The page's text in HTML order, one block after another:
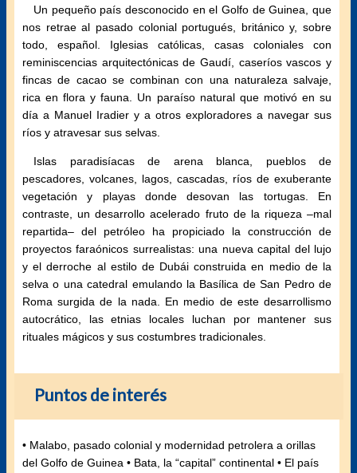
Un pequeño país desconocido en el Golfo de Guinea, que
nos retrae al pasado colonial portugués, británico y, sobre
todo, español. Iglesias católicas, casas coloniales con
reminiscencias arquitectónicas de Gaudí, caseríos vascos y
fincas de cacao se combinan con una naturaleza salvaje,
rica en flora y fauna. Un paraíso natural que motivó en su
día a Manuel Iradier y a otros exploradores a navegar sus
ríos y atravesar sus selvas.
Islas paradisíacas de arena blanca, pueblos de
pescadores, volcanes, lagos, cascadas, ríos de exuberante
vegetación y playas donde desovan las tortugas. En
contraste, un desarrollo acelerado fruto de la riqueza –mal
repartida– del petróleo ha propiciado la construcción de
proyectos faraónicos surrealistas: una nueva capital del lujo
y el derroche al estilo de Dubái construida en medio de la
selva o una catedral emulando la Basílica de San Pedro de
Roma surgida de la nada. En medio de este desarrollismo
autocrático, las etnias locales luchan por mantener sus
rituales mágicos y sus costumbres tradicionales.
Puntos de interés
• Malabo, pasado colonial y modernidad petrolera a orillas
del Golfo de Guinea • Bata, la “capital” continental • El país